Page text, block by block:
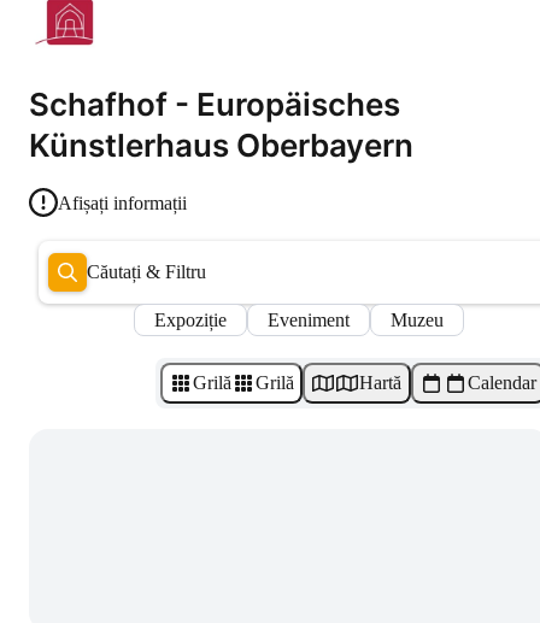
Schafhof - Europäisches
Künstlerhaus Oberbayern
Afișați informații
Căutați & Filtru
Expoziție Eveniment Muzeu
Grilă Grilă Hartă Calendar